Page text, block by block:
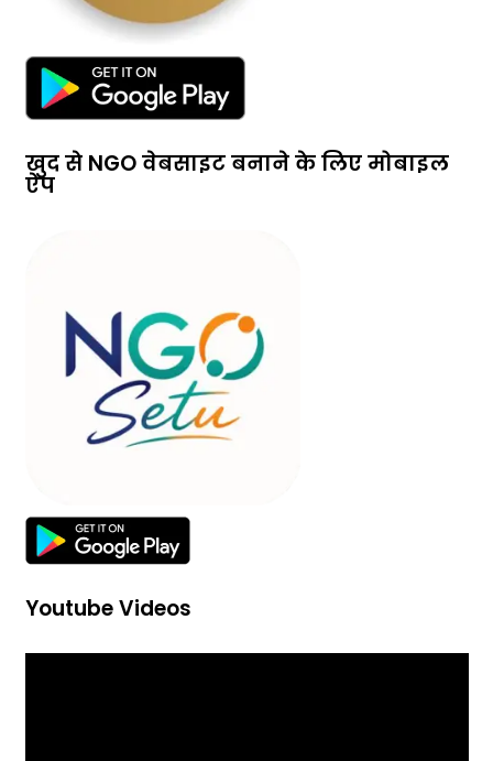
खुद से NGO वेबसाइट बनाने के लिए मोबाइल
ऐप
Youtube Videos